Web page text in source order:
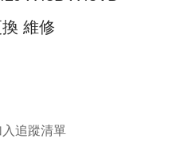
維修
入追蹤清單